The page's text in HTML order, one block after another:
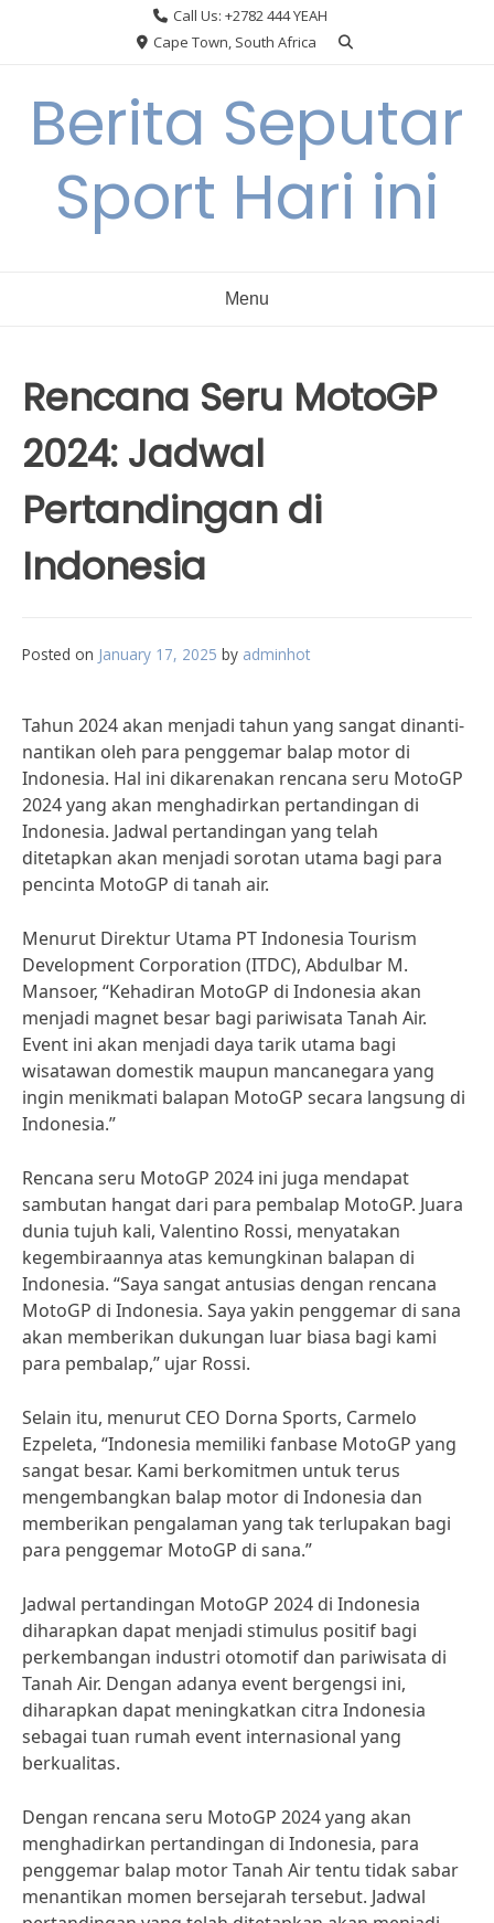
Call Us: +2782 444 YEAH
Cape Town, South Africa
Berita Seputar
Sport Hari ini
Menu
Rencana Seru MotoGP
2024: Jadwal
Pertandingan di
Indonesia
Posted on January 17, 2025 by adminhot
Tahun 2024 akan menjadi tahun yang sangat dinanti-
nantikan oleh para penggemar balap motor di
Indonesia. Hal ini dikarenakan rencana seru MotoGP
2024 yang akan menghadirkan pertandingan di
Indonesia. Jadwal pertandingan yang telah
ditetapkan akan menjadi sorotan utama bagi para
pencinta MotoGP di tanah air.
Menurut Direktur Utama PT Indonesia Tourism
Development Corporation (ITDC), Abdulbar M.
Mansoer, “Kehadiran MotoGP di Indonesia akan
menjadi magnet besar bagi pariwisata Tanah Air.
Event ini akan menjadi daya tarik utama bagi
wisatawan domestik maupun mancanegara yang
ingin menikmati balapan MotoGP secara langsung di
Indonesia.”
Rencana seru MotoGP 2024 ini juga mendapat
sambutan hangat dari para pembalap MotoGP. Juara
dunia tujuh kali, Valentino Rossi, menyatakan
kegembiraannya atas kemungkinan balapan di
Indonesia. “Saya sangat antusias dengan rencana
MotoGP di Indonesia. Saya yakin penggemar di sana
akan memberikan dukungan luar biasa bagi kami
para pembalap,” ujar Rossi.
Selain itu, menurut CEO Dorna Sports, Carmelo
Ezpeleta, “Indonesia memiliki fanbase MotoGP yang
sangat besar. Kami berkomitmen untuk terus
mengembangkan balap motor di Indonesia dan
memberikan pengalaman yang tak terlupakan bagi
para penggemar MotoGP di sana.”
Jadwal pertandingan MotoGP 2024 di Indonesia
diharapkan dapat menjadi stimulus positif bagi
perkembangan industri otomotif dan pariwisata di
Tanah Air. Dengan adanya event bergengsi ini,
diharapkan dapat meningkatkan citra Indonesia
sebagai tuan rumah event internasional yang
berkualitas.
Dengan rencana seru MotoGP 2024 yang akan
menghadirkan pertandingan di Indonesia, para
penggemar balap motor Tanah Air tentu tidak sabar
menantikan momen bersejarah tersebut. Jadwal